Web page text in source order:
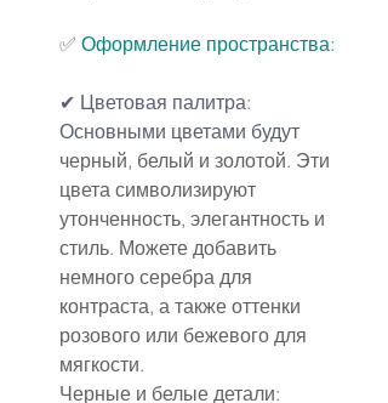
✅ Оформление пространства:
✔ Цветовая палитра:
Основными цветами будут
черный, белый и золотой. Эти
цвета символизируют
утонченность, элегантность и
стиль. Можете добавить
немного серебра для
контраста, а также оттенки
розового или бежевого для
мягкости.
Черные и белые детали: